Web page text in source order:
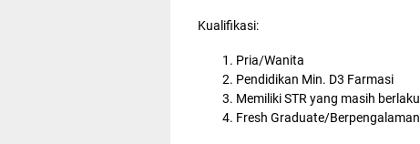
Kualifikasi:
Pria/Wanita
Pendidikan Min. D3 Farmasi
Memiliki STR yang masih berlaku
Fresh Graduate/Berpengalaman